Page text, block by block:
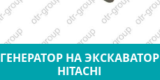
ГЕНЕРАТОР НА ЭКСКАВАТОР
HITACHI